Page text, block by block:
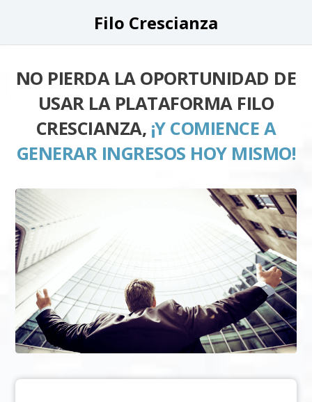
Filo Crescianza
NO PIERDA LA OPORTUNIDAD DE
USAR LA PLATAFORMA FILO
CRESCIANZA, ¡Y COMIENCE A
GENERAR INGRESOS HOY MISMO!